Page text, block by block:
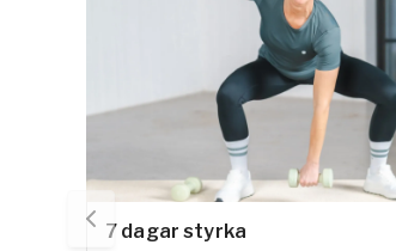
7 dagar styrka